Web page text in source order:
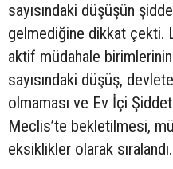
sayısındaki düşüşün
gelmediğine dikkat çekti.
aktif müdahale
sayısındaki düşüş,
olmaması ve Ev İçi Şiddet
Meclis’te bekletilmesi,
eksiklikler olarak sıralandı.